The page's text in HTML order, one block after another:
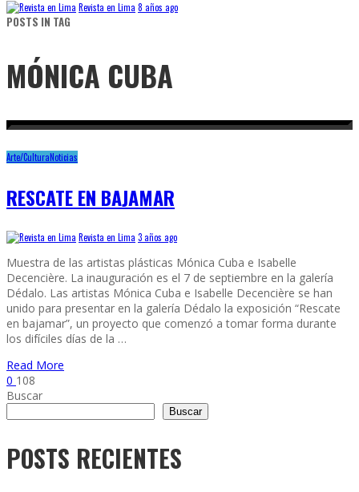
Revista en Lima 8 años ago
POSTS IN TAG
MÓNICA CUBA
Arte/CulturaNoticias
RESCATE EN BAJAMAR
Revista en Lima 3 años ago
Muestra de las artistas plásticas Mónica Cuba e Isabelle
Decencière. La inauguración es el 7 de septiembre en la galería
Dédalo. Las artistas Mónica Cuba e Isabelle Decencière se han
unido para presentar en la galería Dédalo la exposición “Rescate
en bajamar”, un proyecto que comenzó a tomar forma durante
los difíciles días de la …
Read More
0 108
Buscar
Buscar
POSTS RECIENTES